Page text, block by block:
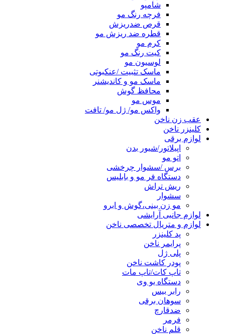
شامپو
فرچه رنگ مو
قرص ضدریزش
قطره ضد ریزش مو
کرم مو
کیت رنگ مو
لوسیون مو
ماسک تثبیت /عنکبوتی
ماسک مو و کاندیشنر
محافظ گوش
موس مو
واکس مو/ ژل مو/ تافت
عقب زن ناخن
کلینزر ناخن
لوازم برقی
اپیلاتور/شیور بدن
اتو مو
برس /سشوار چرخشی
دستگاه فر مو و بابلیس
ریش تراش
سشوار
مو زن بینی،گوش و ابرو
لوازم جانبی آرایشی
لوازم و متریال تخصصی ناخن
پد کلینزر
پرایمر ناخن
پلی ژل
پودر کاشت ناخن
تاپ کات/تاپ مات
دستگاه یو وی
رابر بیس
سوهان برقی
ضدقارچ
فرمر
قلم ناخن